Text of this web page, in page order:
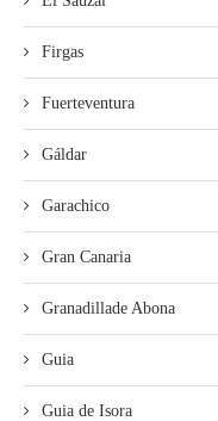
Firgas
Fuerteventura
Gáldar
Garachico
Gran Canaria
Granadillade Abona
Guia
Guia de Isora